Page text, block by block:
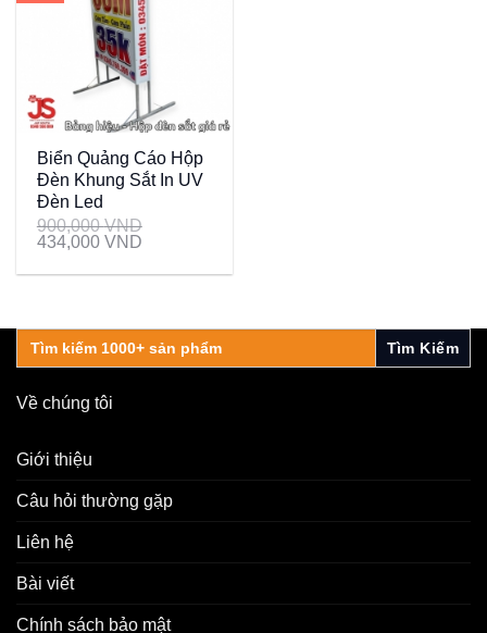
Biển Quảng Cáo Hộp
Đèn Khung Sắt In UV
Đèn Led
900,000VND
434,000 VND
Search
for:
Về chúng tôi
Giới thiệu
Câu hỏi thường gặp
Liên hệ
Bài viết
Chính sách bảo mật